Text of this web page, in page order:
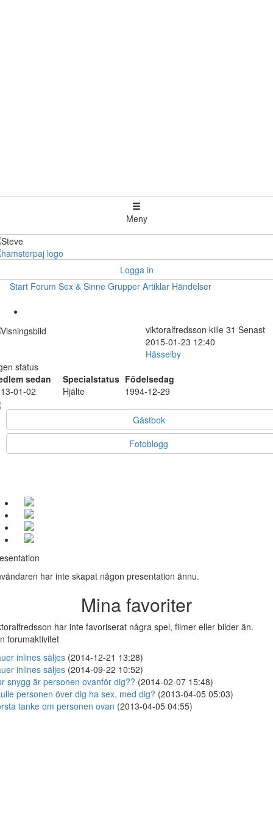
Meny
Logga in
Start Forum Sex & Sinne Grupper Artiklar Händelser
viktoralfredsson kille 31 Senast
2015-01-23 12:40
Hässelby
status
sedan
Specialstatus Födelsedag
01-02
Hjälte 1994-12-29
Gästbok
Fotoblogg
har inte skapat någon presentation ännu.
Mina favoriter
har inte favoriserat några spel, filmer eller bilder än.
forumaktivitet
inlines säljes (2014-12-21 13:28)
inlines säljes (2014-09-22 10:52)
snygg är personen ovanför dig?? (2014-02-07 15:48)
personen över dig ha sex, med dig? (2013-04-05 05:03)
tanke om personen ovan (2013-04-05 04:55)